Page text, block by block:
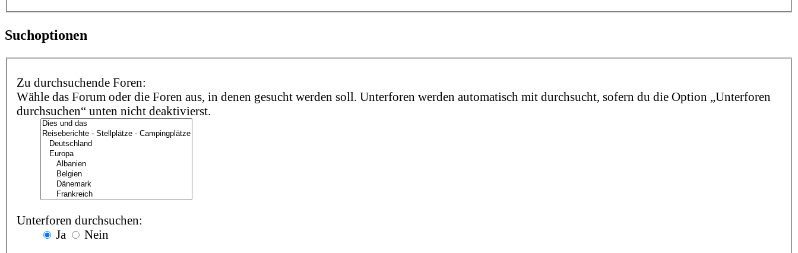
Suchoptionen
Zu durchsuchende Foren:
Wähle das Forum oder die Foren aus, in denen gesucht werden soll. Unterforen werden automatisch mit durchsucht, sofern du die Option „Unterforen
durchsuchen“ unten nicht deaktivierst.
Unterforen durchsuchen:
Ja
Nein